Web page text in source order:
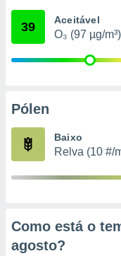
através
estudos
1199
39 Aceitável
O₃ (97 µg/m³)
Pólen
Baixo
Relva (10 #/
Como está o
agosto?